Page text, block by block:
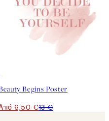
Begins Poster
6,50 €13 €